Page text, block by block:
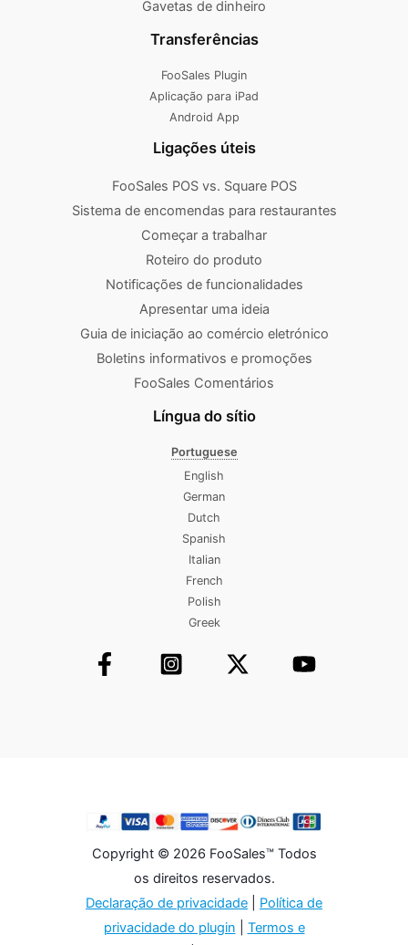
Gavetas de dinheiro
Transferências
FooSales Plugin
Aplicação para iPad
Android App
Ligações úteis
FooSales POS vs. Square POS
Sistema de encomendas para restaurantes
Começar a trabalhar
Roteiro do produto
Notificações de funcionalidades
Apresentar uma ideia
Guia de iniciação ao comércio eletrónico
Boletins informativos e promoções
FooSales Comentários
Língua do sítio
Portuguese
English
German
Dutch
Spanish
Italian
French
Polish
Greek
Copyright © 2026 FooSales™ Todos
os direitos reservados.
Declaração de privacidade
Política de
privacidade do plugin
Termos e